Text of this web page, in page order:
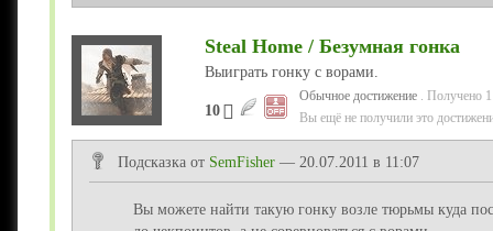
Steal Home / Безумная гонка
Выиграть гонку с ворами.
10
Обычное достижение . Получено
Вы ещё не получили это
Подсказка от SemFisher — 20.07.2011 в 11:07
Вы можете найти такую гонку возле тюрьмы куда